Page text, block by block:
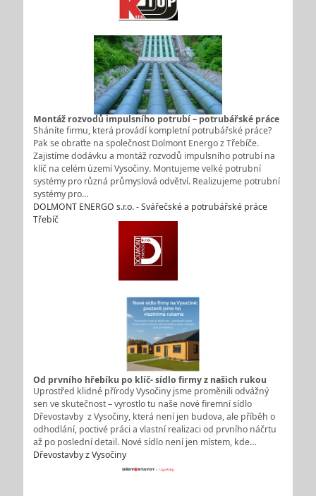
Montáž rozvodů impulsního potrubí – potrubářské práce
Sháníte firmu, která provádí kompletní potrubářské práce?
Pak se obraťte na společnost Dolmont Energo z Třebíče.
Zajistíme dodávku a montáž rozvodů impulsního potrubí na
klíč na celém území Vysočiny. Montujeme velké potrubní
systémy pro různá průmyslová odvětví. Realizujeme potrubní
systémy pro…
DOLMONT ENERGO s.r.o. - Svářečské a potrubářské práce
Třebíč
Od prvního hřebíku po klíč- sídlo firmy z našich rukou
Uprostřed klidné přírody Vysočiny jsme proměnili odvážný
sen ve skutečnost – vyrostlo tu naše nové firemní sídlo
Dřevostavby z Vysočiny, která není jen budova, ale příběh o
odhodlání, poctivé práci a vlastní realizaci od prvního náčrtu
až po poslední detail. Nové sídlo není jen místem, kde…
Dřevostavby z Vysočiny